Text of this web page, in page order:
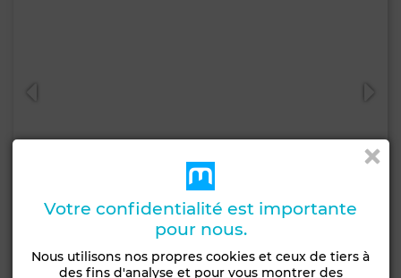
2 990 000 DH
Votre confidentialité est importante
pour nous.
Nous utilisons nos propres cookies et ceux de tiers à
des fins d'analyse et pour vous montrer des